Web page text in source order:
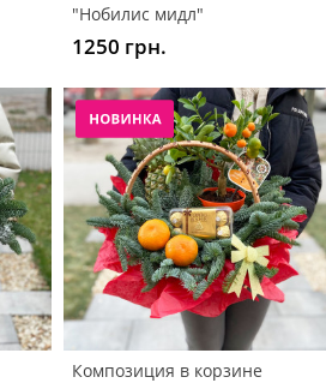
"Нобилис мидл"
1250 грн.
Композиция в корзине